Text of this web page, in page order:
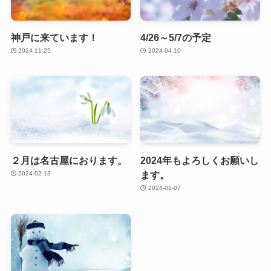
神戸に来ています！
2024-11-25
4/26～5/7の予定
2024-04-10
２月は名古屋におります。
2024-02-13
2024年もよろしくお願いし
ます。
2024-01-07